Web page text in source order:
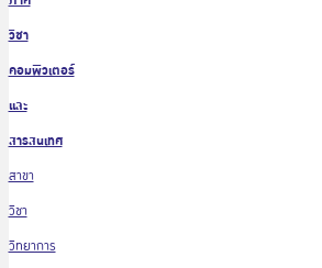
วิชา
คอมพิวเตอร์
และ
สารสนเทศ
สาขา
วิชา
วิทยาการ